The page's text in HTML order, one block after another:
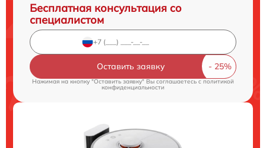
Бесплатная консультация со
специалистом
Оставить заявку
Нажимая на кнопку "Оставить заявку" Вы соглашаетесь cполитикой
конфиденциальности